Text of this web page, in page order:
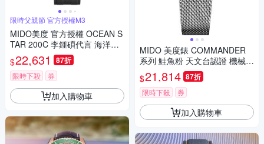
限時父親節 官方授權M3
MIDO美度 官方授權 OCEAN S
TAR 200C 李鍾碩代言 海洋之
星 潛水機械腕錶 父親節 禮物
推薦 41mm/M0269301705100
$22,631 87折
限時下殺 券
加入購物車
MIDO 美度錶 COMMANDER
系列 鮭魚粉 天文台認證 機械腕
錶 男錶 女錶 手錶-M84294771
1
$21,814 87折
限時下殺 券
加入購物車